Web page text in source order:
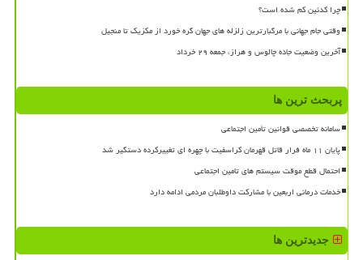
چرا کدئین کم شده است؟
وقتی جام جهانی با مرگبارترین زلزله های جهان گره خورد از مکزیک تا منجیل
آخرین وضعیت جاده چالوس و هراز، جمعه ۲۹ خرداد
پربحث ترین ها
سامانه تخصصی قوانین تأمین اجتماعی
پایان ۱۱ ماه فرار قاتل قهرمان کراسفیت با چهره ای تغییرکرده دستگیر شد
احتمال قطع موقت سیستم های تامین اجتماعی
خدمات درمانی اربعین با مشارکت داوطلبان مردمی ادامه دارد
جدیدترین ها